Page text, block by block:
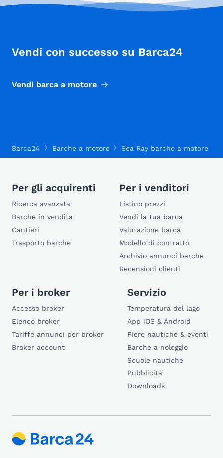
Vendi con successo su Barca24
Vendi barca a motore
Barca24 Barche a motore Sea Ray barche a motore
Per gli acquirenti
Ricerca avanzata
Barche in vendita
Cantieri
Trasporto barche
Per i venditori
Listino prezzi
Vendi la tua barca
Valutazione barca
Modello di contratto
Archivio annunci barche
Recensioni clienti
Per i broker
Accesso broker
Elenco broker
Tariffe annunci per broker
Broker account
Servizio
Temperatura del lago
App iOS & Android
Fiere nautiche & eventi
Barche a noleggio
Scuole nautiche
Pubblicità
Downloads